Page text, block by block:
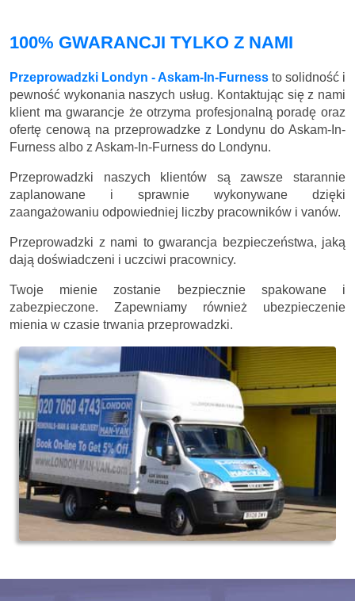
100% GWARANCJI TYLKO Z NAMI
Przeprowadzki Londyn - Askam-In-Furness to solidność i
pewność wykonania naszych usług. Kontaktując się z nami
klient ma gwarancje że otrzyma profesjonalną poradę oraz
ofertę cenową na przeprowadzke z Londynu do Askam-In-
Furness albo z Askam-In-Furness do Londynu.
Przeprowadzki naszych klientów są zawsze starannie
zaplanowane i sprawnie wykonywane dzięki
zaangażowaniu odpowiedniej liczby pracowników i vanów.
Przeprowadzki z nami to gwarancja bezpieczeństwa, jaką
dają doświadczeni i uczciwi pracownicy.
Twoje mienie zostanie bezpiecznie spakowane i
zabezpieczone. Zapewniamy również ubezpieczenie
mienia w czasie trwania przeprowadzki.